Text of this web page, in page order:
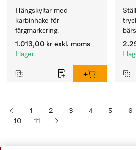
Hängskyltar med
karbinhake för
färgmarkering.
1.013,00 kr exkl. moms
I lager
I
1 2 3 4 5 6
10
11